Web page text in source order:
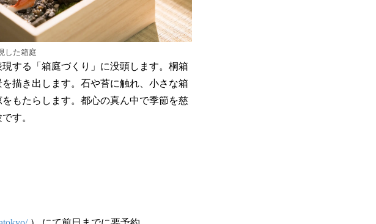
した箱庭
する「箱庭づくり」に没頭します。桐箱
描き出します。石や苔に触れ、小さな箱
もたらします。都心の真ん中で季節を慈
す。